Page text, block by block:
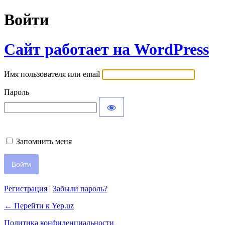
Войти
Сайт работает на WordPress
Имя пользователя или email
Пароль
Запомнить меня
Регистрация | Забыли пароль?
← Перейти к Yep.uz
Политика конфиденциальности